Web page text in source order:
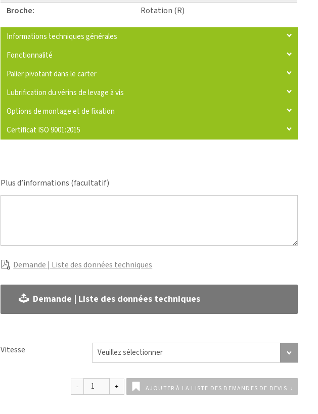
Broche:
Rotation (R)
Informations techniques générales
Fonctionnalité
Palier pivotant dans le carter
Lubrification du vérins de levage à vis
Options de montage et de fixation
Certificat ISO 9001:2015
Plus d’informations (facultatif)
Demande | Liste des données techniques
Demande | Liste des données techniques
Vitesse
AJOUTER À LA LISTE DES DEMANDES DE DEVIS